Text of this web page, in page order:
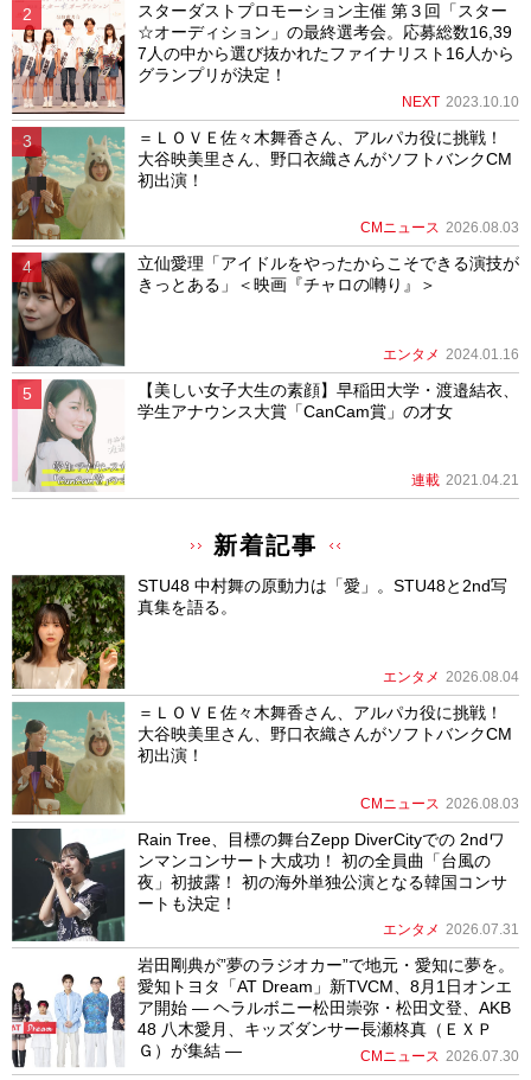
スターダストプロモーション主催 第３回「スター
☆オーディション」の最終選考会。応募総数16,39
7人の中から選び抜かれたファイナリスト16人から
グランプリが決定！
NEXT 2023.10.10
＝ＬＯＶＥ佐々木舞香さん、アルパカ役に挑戦！
大谷映美里さん、野口衣織さんがソフトバンクCM
初出演！
CMニュース 2026.08.03
立仙愛理「アイドルをやったからこそできる演技が
きっとある」＜映画『チャロの囀り』＞
エンタメ 2024.01.16
【美しい女子大生の素顔】早稲田大学・渡邉結衣、
学生アナウンス大賞「CanCam賞」の才女
連載 2021.04.21
新着記事
STU48 中村舞の原動力は「愛」。STU48と2nd写
真集を語る。
エンタメ 2026.08.04
＝ＬＯＶＥ佐々木舞香さん、アルパカ役に挑戦！
大谷映美里さん、野口衣織さんがソフトバンクCM
初出演！
CMニュース 2026.08.03
Rain Tree、目標の舞台Zepp DiverCityでの 2ndワ
ンマンコンサート大成功！ 初の全員曲「台風の
夜」初披露！ 初の海外単独公演となる韓国コンサ
ートも決定！
エンタメ 2026.07.31
岩田剛典が”夢のラジオカー”で地元・愛知に夢を。
愛知トヨタ「AT Dream」新TVCM、8月1日オンエ
ア開始 ― ヘラルボニー松田崇弥・松田文登、AKB
48 八木愛月、キッズダンサー長瀬柊真（ＥＸＰ
Ｇ）が集結 ―
CMニュース 2026.07.30